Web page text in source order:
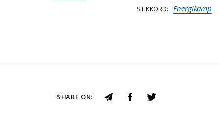
STIKKORD Energikamp
SHARE ON: